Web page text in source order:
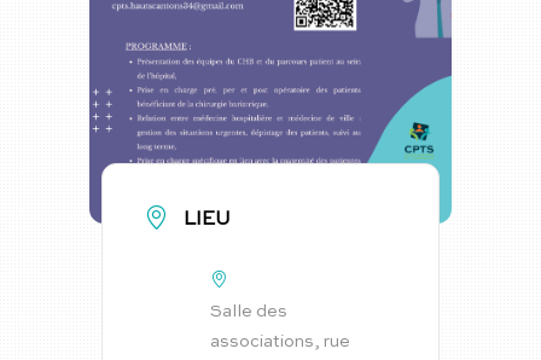
LIEU
Salle des
associations, rue